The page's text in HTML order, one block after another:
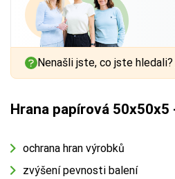
Nenašli jste, co jste hledali?
Hrana papírová 50x50x5
ochrana hran výrobků
zvýšení pevnosti balení